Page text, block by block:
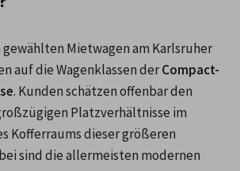
Mietwagen am Karlsruher
auf die Wagenklassen der Compact-
. Kunden schätzen offenbar den
Platzverhältnisse im
Kofferraums dieser größeren
sind die allermeisten modernen